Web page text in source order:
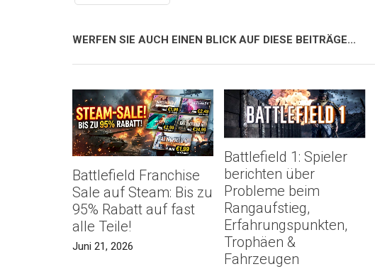
WERFEN SIE AUCH EINEN BLICK AUF DIESE BEITRÄGE...
Battlefield Franchise
Sale auf Steam: Bis zu
95% Rabatt auf fast
alle Teile!
Juni 21, 2026
Battlefield 1: Spieler
berichten über
Probleme beim
Rangaufstieg,
Erfahrungspunkten,
Trophäen &
Fahrzeugen